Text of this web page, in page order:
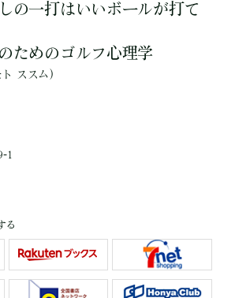
の一打はいいボールが打て
ためのゴルフ心理学
ススム）
1
る